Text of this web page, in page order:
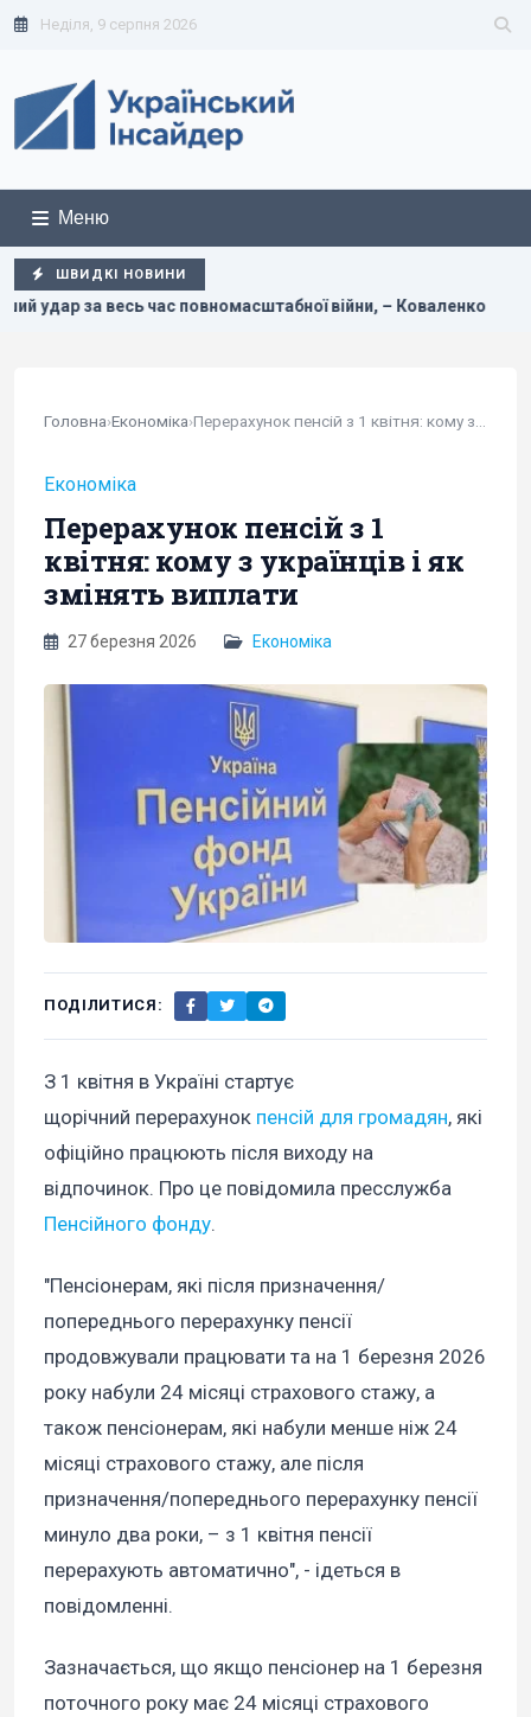
Неділя, 9 серпня 2026
Меню
ШВИДКІ НОВИНИ
війни, – Коваленко Ціль Росії №1: The
Головна›Економіка›Перерахунок пенсій з 1 квітня: кому з...
Економіка
Перерахунок пенсій з 1
квітня: кому з українців і як
змінять виплати
27 березня 2026 Економіка
ПОДІЛИТИСЯ:
З 1 квітня в Україні стартує
щорічний перерахунок пенсій для громадян, які
офіційно працюють після виходу на
відпочинок. Про це повідомила пресслужба
Пенсійного фонду.
"Пенсіонерам, які після призначення/
попереднього перерахунку пенсії
продовжували працювати та на 1 березня 2026
року набули 24 місяці страхового стажу, а
також пенсіонерам, які набули менше ніж 24
місяці страхового стажу, але після
призначення/попереднього перерахунку пенсії
минуло два роки, – з 1 квітня пенсії
перерахують автоматично", - ідеться в
повідомленні.
Зазначається, що якщо пенсіонер на 1 березня
поточного року має 24 місяці страхового